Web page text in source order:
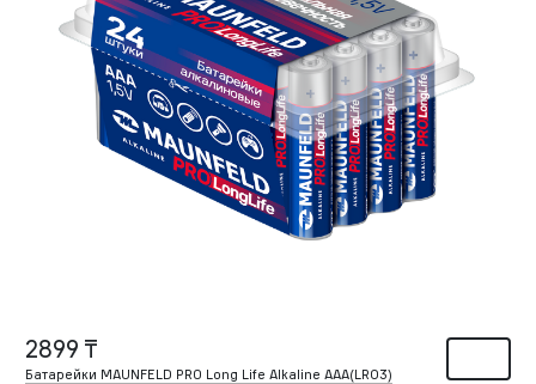
2899 ₸
Батарейки MAUNFELD PRO Long Life Alkaline ААА(LR03)